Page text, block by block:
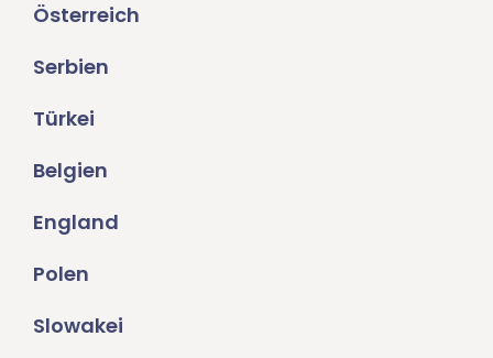
Österreich
Serbien
Türkei
Belgien
England
Polen
Slowakei